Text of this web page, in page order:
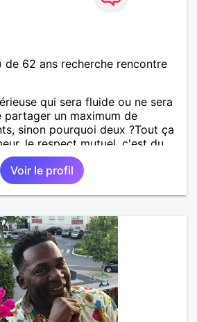
de 62 ans recherche rencontre
qui sera fluide ou ne sera
partager un maximum de
sinon pourquoi deux ?Tout ça
le respect mutuel, c'est du
sans se prendre au sérieux.
impossible pour d'autres
si sérieuse s'il vous plaît,
même involontairement les
en permanence, goûtons le
Voir le profil